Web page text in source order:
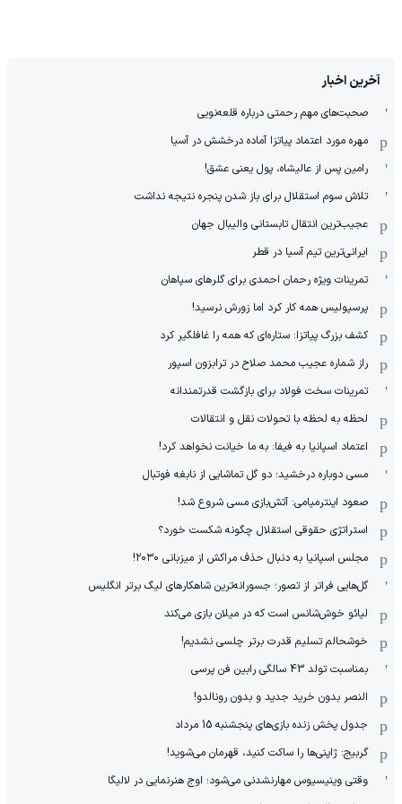
آخرین اخبار
صحبت‌های مهم رحمتی درباره قلعه‌نویی
مهره مورد اعتماد پیاتزا آماده درخشش در آسیا
رامین پس از عالیشاه، پول یعنی عشق!
تلاش سوم استقلال برای باز شدن پنجره نتیجه نداشت
عجیب‌ترین انتقال تابستانی والیبال جهان
ایرانی‌ترین تیم آسیا در قطر
تمرینات ویژه رحمان احمدی برای گلرهای سپاهان
پرسپولیس همه کار کرد اما زورش نرسید!
کشف بزرگ پیاتزا: ستاره‌ای که همه را غافلگیر کرد
راز شماره عجیب محمد صلاح در ترابزون اسپور
تمرینات سخت فولاد برای بازگشت قدرتمندانه
لحظه به لحظه با تحولات نقل و انتقالات
اعتماد اسپانیا به فیفا: به ما خیانت نخواهد کرد!
مسی دوباره درخشید؛ دو گل تماشایی از نابغه فوتبال
صعود اینترمیامی: آتش‌بازی مسی شروع شد!
استراتژی حقوقی استقلال چگونه شکست خورد؟
مجلس اسپانیا به دنبال حذف مراکش از میزبانی ۲۰۳۰!
گل‌هایی فراتر از تصور؛ جسورانه‌ترین شاهکارهای لیگ برتر انگلیس
لیائو خوش‌شانس است که در میلان بازی می‌کند
خوشحالم تسلیم قدرت برتر چلسی نشدیم!
بمناسبت تولد 43 سالگی رابین فن پرسی
النصر بدون خرید جدید و بدون رونالدو!
جدول پخش زنده بازی‌های پنجشنبه 15 مرداد
گربیج: ژاپنی‌ها را ساکت کنید، قهرمان می‌شوید!
وقتی وینیسیوس مهارنشدنی می‌شود؛ اوج هنرنمایی در لالیگا